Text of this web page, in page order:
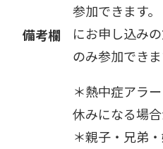
備考欄
参加できます
にお申し込み
のみ参加できま
＊熱中症アラ
休みになる場合
＊親子・兄弟